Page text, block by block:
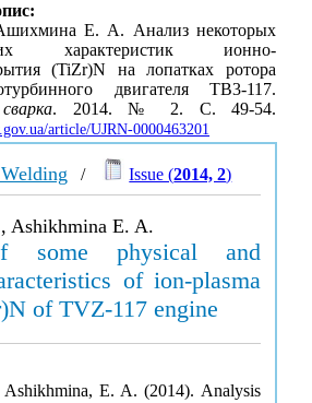
Е. А. Анализ некоторых
характеристик ионно-
(TiZr)N на лопатках ротора
двигателя ТВ3-117.
. 2014. № 2. С. 49-54.
article/UJRN-0000463201
/ Issue (2014, 2)
Ashikhmina E. A.
some physical and
of ion-plasma
of TVZ-117 engine
E. A. (2014). Analysis